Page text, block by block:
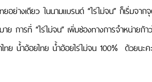
ย่างเดียว ในนามแบรนด์ “ไร่ไม่จน” ก็เริ่มจา
ารที่ “ไร่ไม่จน” เพิ่มช่องทางการจำหน่ายก้
ย น้ำอ้อยไทย น้ำอ้อยไร่ไม่จน 100% ด้วยนะค